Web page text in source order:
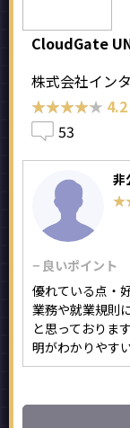
CloudGate
株式会社イン
★★★★★
★★★★★ 4.2
53
非
− 良いポイント
優れている点・
業務や就業規則
と思っておりま
明がわかりやす